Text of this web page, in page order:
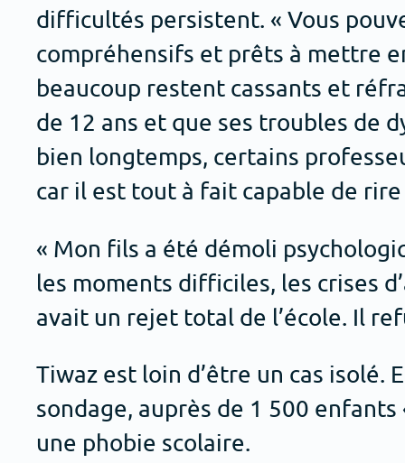
difficultés persistent. « Vous
compréhensifs et prêts à mettre
beaucoup restent cassants et
de 12 ans et que ses troubles de
bien longtemps, certains
car il est tout à fait capable de rire
« Mon fils a été démoli
les moments difficiles, les crises
avait un rejet total de l’école. Il
Tiwaz est loin d’être un cas isolé.
sondage, auprès de 1 500 enfants
une phobie scolaire.